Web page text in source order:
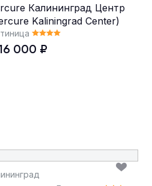
Калининград Центр
Kaliningrad Center)
000 ₽